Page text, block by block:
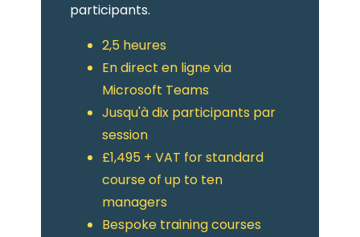
participants.
2,5 heures
En direct en ligne via
Microsoft Teams
Jusqu'à dix participants par
session
£1,495 + VAT for standard
course of up to ten
managers
Bespoke training courses